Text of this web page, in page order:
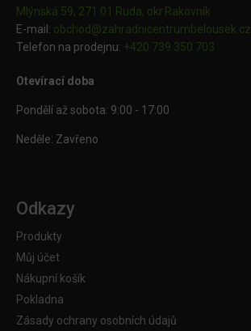
Mlýnská 59, 271 01 Ruda, okr.Rakovník
E-mail: obchod@zahradnicentrumbelousek.cz
Telefon na prodejnu: +420 739 350 703
Otevírací doba
Pondělí až sobota: 9:00 - 17:00
Neděle: Zavřeno
Odkazy
Produkty
Můj účet
Nákupní košík
Pokladna
Zásady ochrany osobních údajů